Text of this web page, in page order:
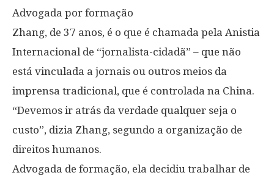
Advogada por formação
Zhang, de 37 anos, é o que é chamada pela Anistia
Internacional de “jornalista-cidadã” – que não
está vinculada a jornais ou outros meios da
imprensa tradicional, que é controlada na China.
“Devemos ir atrás da verdade qualquer seja o
custo”, dizia Zhang, segundo a organização de
direitos humanos.
Advogada de formação, ela decidiu trabalhar de